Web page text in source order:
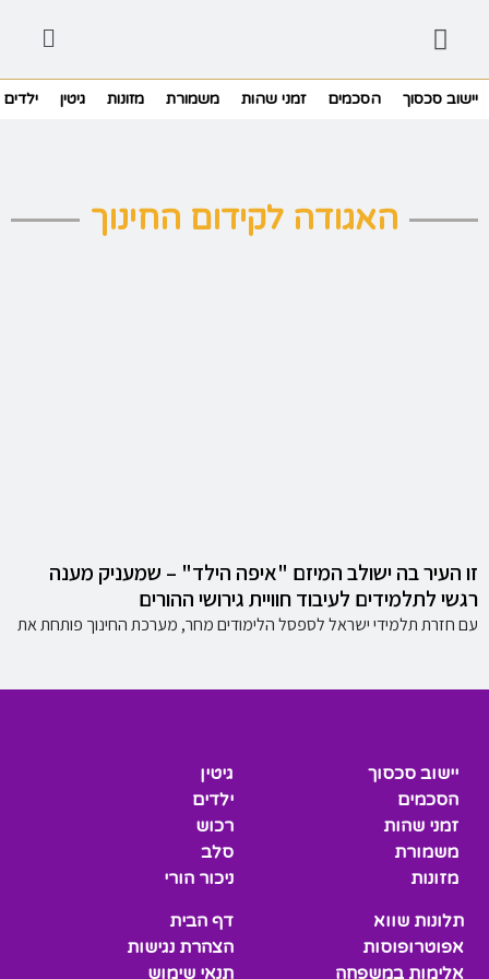
יישוב סכסוך הסכמים זמני שהות משמורת מזונות גיטין ילדים
האגודה לקידום החינוך
זו העיר בה ישולב המיזם "איפה הילד" – שמעניק מענה
רגשי לתלמידים לעיבוד חוויית גירושי ההורים
עם חזרת תלמידי ישראל לספסל הלימודים מחר, מערכת החינוך פותחת את
יישוב סכסוך
הסכמים
זמני שהות
משמורת
מזונות
גיטין
ילדים
רכוש
סלב
ניכור הורי
תלונות שווא
אפוטרופוסות
אלימות במשפחה
דף הבית
הצהרת נגישות
תנאי שימוש